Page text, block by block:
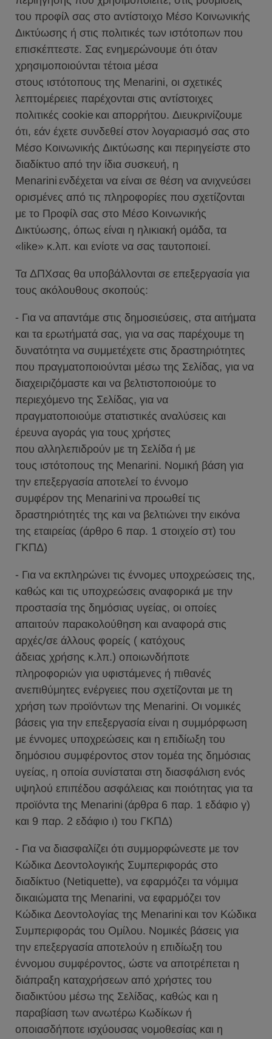
του προφίλ σας στο αντίστοιχο Μέσο Κοινωνικής
Δικτύωσης ή στις πολιτικές των ιστότοπων που
επισκέπτεστε. Σας ενημερώνουμε ότι όταν
χρησιμοποιούνται τέτοια μέσα
στους ιστότοπους της Menarini, οι σχετικές
λεπτομέρειες παρέχονται στις αντίστοιχες
πολιτικές cookie και απορρήτου. Διευκρινίζουμε
ότι, εάν έχετε συνδεθεί στον λογαριασμό σας στο
Μέσο Κοινωνικής Δικτύωσης και περιηγείστε στο
διαδίκτυο από την ίδια συσκευή, η
Menarini ενδέχεται να είναι σε θέση να ανιχνεύσει
ορισμένες από τις πληροφορίες που σχετίζονται
με το Προφίλ σας στο Μέσο Κοινωνικής
Δικτύωσης, όπως είναι η ηλικιακή ομάδα, τα
«like» κ.λπ. και ενίοτε να σας ταυτοποιεί.
Τα ΔΠΧσας θα υποβάλλονται σε επεξεργασία για
τους ακόλουθους σκοπούς:
- Για να απαντάμε στις δημοσιεύσεις, στα αιτήματα
και τα ερωτήματά σας, για να σας παρέχουμε τη
δυνατότητα να συμμετέχετε στις δραστηριότητες
που πραγματοποιούνται μέσω της Σελίδας, για να
διαχειριζόμαστε και να βελτιστοποιούμε το
περιεχόμενο της Σελίδας, για να
πραγματοποιούμε στατιστικές αναλύσεις και
έρευνα αγοράς για τους χρήστες
που αλληλεπιδρούν με τη Σελίδα ή με
τους ιστότοπους της Menarini. Νομική βάση για
την επεξεργασία αποτελεί το έννομο
συμφέρον της Menarini να προωθεί τις
δραστηριότητές της και να βελτιώνει την εικόνα
της εταιρείας (άρθρο 6 παρ. 1 στοιχείο στ) του
ΓΚΠΔ)
- Για να εκπληρώνει τις έννομες υποχρεώσεις της,
καθώς και τις υποχρεώσεις αναφορικά με την
προστασία της δημόσιας υγείας, οι οποίες
απαιτούν παρακολούθηση και αναφορά στις
αρχές/σε άλλους φορείς ( κατόχους
άδειας χρήσης κ.λπ.) οποιωνδήποτε
πληροφοριών για υφιστάμενες ή πιθανές
ανεπιθύμητες ενέργειες που σχετίζονται με τη
χρήση των προϊόντων της Menarini. Οι νομικές
βάσεις για την επεξεργασία είναι η συμμόρφωση
με έννομες υποχρεώσεις και η επιδίωξη του
δημόσιου συμφέροντος στον τομέα της δημόσιας
υγείας, η οποία συνίσταται στη διασφάλιση ενός
υψηλού επιπέδου ασφάλειας και ποιότητας για τα
προϊόντα της Menarini (άρθρα 6 παρ. 1 εδάφιο γ)
και 9 παρ. 2 εδάφιο ι) του ΓΚΠΔ)
- Για να διασφαλίζει ότι συμμορφώνεστε με τον
Κώδικα Δεοντολογικής Συμπεριφοράς στο
διαδίκτυο (Netiquette), να εφαρμόζει τα νόμιμα
δικαιώματα της Menarini, να εφαρμόζει τον
Κώδικα Δεοντολογίας της Menarini και τον Κώδικα
Συμπεριφοράς του Ομίλου. Νομικές βάσεις για
την επεξεργασία αποτελούν η επιδίωξη του
έννομου συμφέροντος, ώστε να αποτρέπεται η
διάπραξη καταχρήσεων από χρήστες του
διαδικτύου μέσω της Σελίδας, καθώς και η
παραβίαση των ανωτέρω Κωδίκων ή
οποιασδήποτε ισχύουσας νομοθεσίας και η